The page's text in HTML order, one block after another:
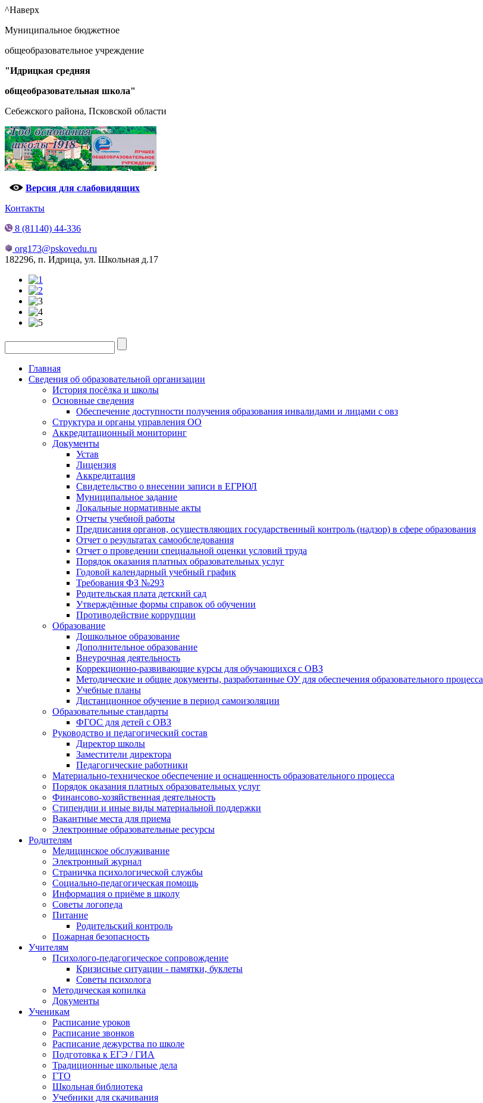
^Наверх
Муниципальное бюджетное
общеобразовательное учреждение
"Идрицкая средняя
общеобразовательная школа"
Себежского района, Псковской области
Версия для слабовидящих
Контакты
8 (81140) 44-336
org173@pskovedu.ru
182296, п. Идрица, ул. Школьная д.17
Главная
Сведения об образовательной организации
История посёлка и школы
Основные сведения
Обеспечение доступности получения образования инвалидами и лицами с овз
Структура и органы управления ОО
Аккредитационный мониторинг
Документы
Устав
Лицензия
Аккредитация
Свидетельство о внесении записи в ЕГРЮЛ
Муниципальное задание
Локальные нормативные акты
Отчеты учебной работы
Предписания органов, осуществляющих государственный контроль (надзор) в сфере образования
Отчет о результатах самообследования
Отчет о проведении специальной оценки условий труда
Порядок оказания платных образовательных услуг
Годовой календарный учебный график
Требования ФЗ №293
Родительская плата детский сад
Утверждённые формы справок об обучении
Противодействие коррупции
Образование
Дошкольное образование
Дополнительное образование
Внеурочная деятельность
Коррекционно-развивающие курсы для обучающихся с ОВЗ
Методические и общие документы, разработанные ОУ для обеспечения образовательного процесса
Учебные планы
Дистанционное обучение в период самоизоляции
Образовательные стандарты
ФГОС для детей с ОВЗ
Руководство и педагогический состав
Директор школы
Заместители директора
Педагогические работники
Материально-техническое обеспечение и оснащенность образовательного процесса
Порядок оказания платных образовательных услуг
Финансово-хозяйственная деятельность
Стипендии и иные виды материальной поддержки
Вакантные места для приема
Электронные образовательные ресурсы
Родителям
Медицинское обслуживание
Электронный журнал
Страничка психологической службы
Социально-педагогическая помощь
Информация о приёме в школу
Советы логопеда
Питание
Родительский контроль
Пожарная безопасность
Учителям
Психолого-педагогическое сопровождение
Кризисные ситуации - памятки, буклеты
Советы психолога
Методическая копилка
Документы
Ученикам
Расписание уроков
Расписание звонков
Расписание дежурства по школе
Подготовка к ЕГЭ / ГИА
Традиционные школьные дела
ГТО
Школьная библиотека
Учебники для скачивания